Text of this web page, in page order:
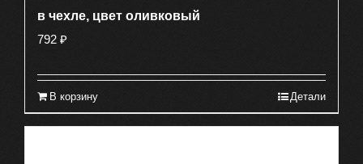
в чехле, цвет оливковый
792 ₽
В корзину Детали